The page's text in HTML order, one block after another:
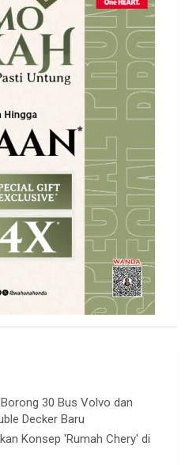
30 Bus Volvo dan
Decker Baru
Konsep 'Rumah Chery' di